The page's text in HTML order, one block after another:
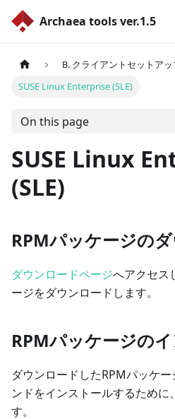
Archaea tools ver.1.5
B. クライアントセットア
SUSE Linux Enterprise (SLE)
On this page
SUSE Linux
(SLE)
RPMパッケージの
ダウンロードページへアクセス
ージをダウンロードします。
RPMパッケージの
ダウンロードしたRPMパッケ
ンドをインストールするために
す。